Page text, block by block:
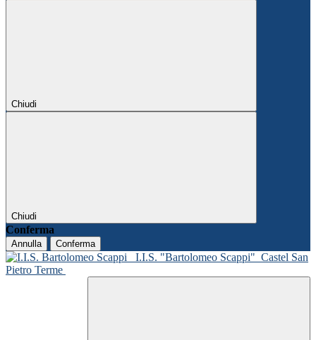
Chiudi
Chiudi
Conferma
Annulla Conferma
I.I.S. "Bartolomeo Scappi" Castel San
Pietro Terme